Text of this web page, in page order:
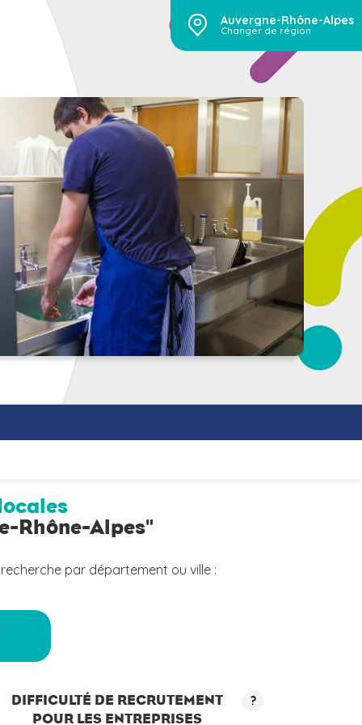
Auvergne-Rhône-Alpes
Changer de région
Rhône-Alpes"
par département ou ville :
DIFFICULTÉ DE RECRUTEMENT
POUR LES ENTREPRISES
?